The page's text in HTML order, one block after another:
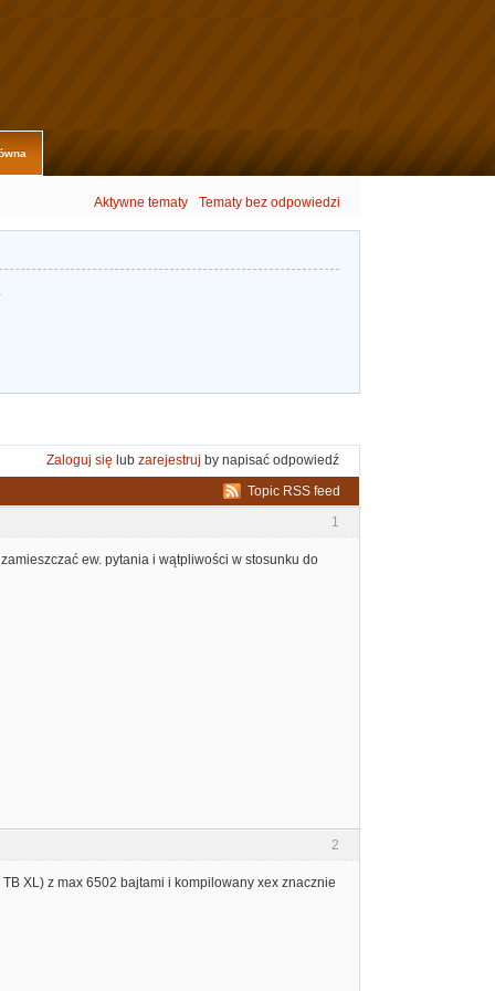
Aktywne tematy Tematy bez odpowiedzi
Zaloguj się lub zarejestruj by napisać odpowiedź
Topic RSS feed
1
ew. pytania i wątpliwości w stosunku do
2
XL) z max 6502 bajtami i kompilowany xex znacznie